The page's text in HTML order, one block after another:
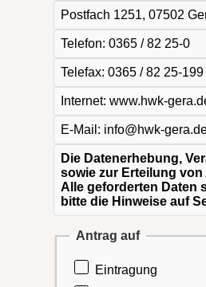
Postfach 1251, 07502
Telefon: 0365 / 82 25-0
Telefax: 0365 / 82 25-199
Internet: www.hwk-
E-Mail: info@hwk-
Die Datenerhebung,
sowie zur Erteilung
Alle geforderten Daten
bitte die Hinweise auf
Antrag auf
Eintragung